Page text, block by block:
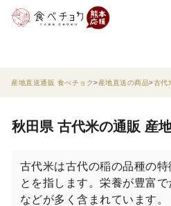
産地直送通販 食べチョク 産地直送の商品 古代
秋田県 古代米の通販 産
古代米は古代の稲の品種の
とを指します。栄養が豊富
などが多く含まれています。